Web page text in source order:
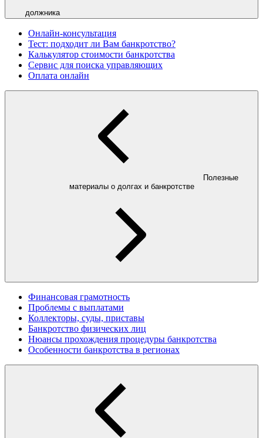
должника
Онлайн-консультация
Тест: подходит ли Вам банкротство?
Калькулятор стоимости банкротства
Сервис для поиска управляющих
Оплата онлайн
Полезные
материалы о долгах и банкротстве
Финансовая грамотность
Проблемы с выплатами
Коллекторы, суды, приставы
Банкротство физических лиц
Нюансы прохождения процедуры банкротства
Особенности банкротства в регионах